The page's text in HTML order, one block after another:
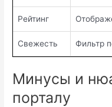
Рейтинг
Свежесть Фильтр
Минусы и
порталу